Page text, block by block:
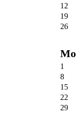
12
19
26
1
8
15
22
29